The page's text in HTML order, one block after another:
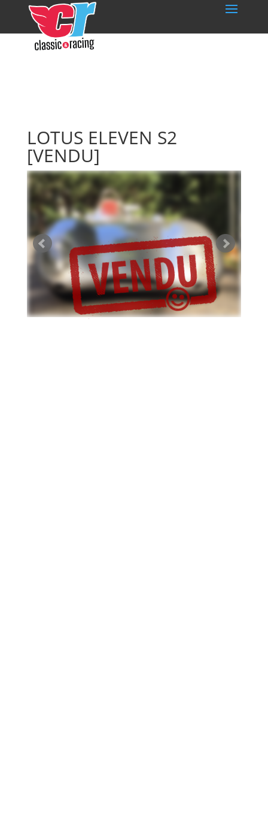
LOTUS ELEVEN S2
[VENDU]